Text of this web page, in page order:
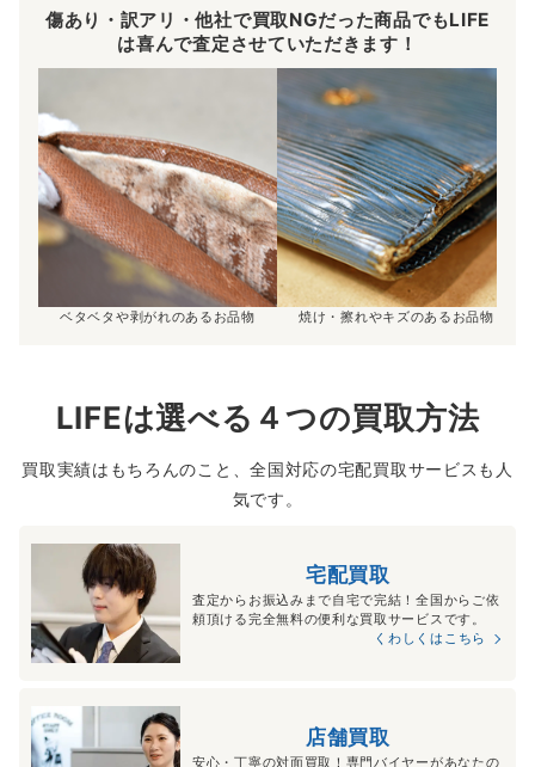
傷あり・訳アリ・他社で買取NGだった商品でもLIFE
は喜んで査定させていただきます！
ベタベタや剥がれのあるお品物 焼け・擦れやキズのあるお品物
LIFEは選べる４つの買取方法
買取実績はもちろんのこと、全国対応の宅配買取サービスも人
気です。
宅配買取
査定からお振込みまで自宅で完結！全国からご依
頼頂ける完全無料の便利な買取サービスです。
くわしくはこちら
店舗買取
安心・丁寧の対面買取！専門バイヤーがあなたの